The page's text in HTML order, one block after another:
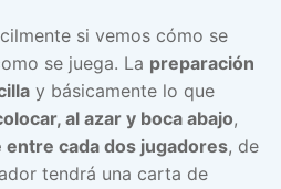
si vemos cómo se
se juega. La preparación
y básicamente lo que
al azar y boca abajo,
entre cada dos jugadores, de
tendrá una carta de